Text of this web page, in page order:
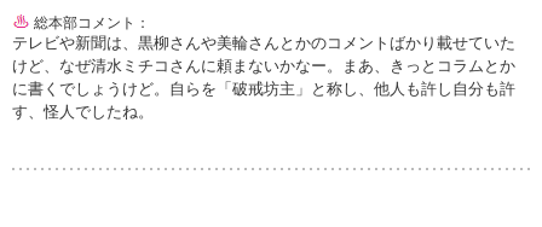
総本部コメント：
テレビや新聞は、黒柳さんや美輪さんとかのコメントばかり載せていた
けど、なぜ清水ミチコさんに頼まないかなー。まあ、きっとコラムとか
に書くでしょうけど。自らを「破戒坊主」と称し、他人も許し自分も許
す、怪人でしたね。